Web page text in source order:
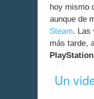
hoy mismo
aunque de
Steam. Las
más tarde,
Un